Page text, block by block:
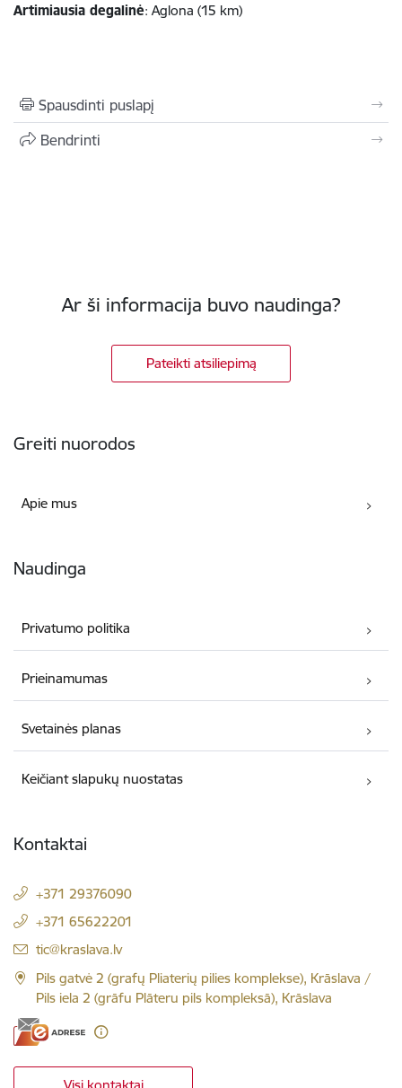
Artimiausia degalinė: Aglona (15 km)
Spausdinti puslapį
Bendrinti
Ar ši informacija buvo naudinga?
Pateikti atsiliepimą
Greiti nuorodos
Apie mus
Naudinga
Privatumo politika
Prieinamumas
Svetainės planas
Keičiant slapukų nuostatas
Kontaktai
+371 29376090
+371 65622201
El. paštas:
tic@kraslava.lv
Pils gatvė 2 (grafų Pliaterių pilies komplekse), Krāslava /
Pils iela 2 (grāfu Plāteru pils kompleksā), Krāslava